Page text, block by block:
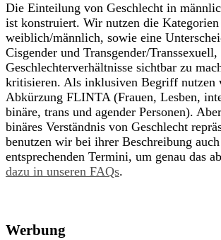
Die Einteilung von Geschlecht in
ist konstruiert. Wir nutzen die
weiblich/männlich, sowie eine
Cisgender und Transgender/Transsexuell,
Geschlechterverhältnisse sichtbar zu
kritisieren. Als inklusiven Begriff nutzen
Abkürzung FLINTA (Frauen, Lesben,
binäre, trans und agender Personen).
binäres Verständnis von Geschlecht
benutzen wir bei ihrer Beschreibung
entsprechenden Termini, um genau das
dazu in unseren FAQs.
Werbung